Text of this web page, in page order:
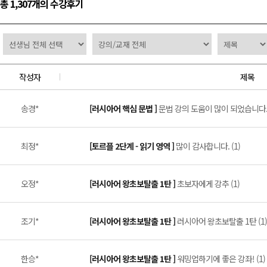
총 1,307개의 수강후기
작성자 제목
송경* [러시아어 핵심 문법 ]문법 강의 도움이 많이 되었습니
최정* [토르플 2단계 - 읽기 영역 ] 많이 감사합니다. (1)
오정* [러시아어 왕초보탈출 1탄 ]초보자에게 강추 (1)
조기* [러시아어 왕초보탈출 1탄 ] 러시아어 왕초보탈출 1탄 (1)
한승* [러시아어 왕초보탈출 1탄 ] 워밍업하기에 좋은 강좌! (1)